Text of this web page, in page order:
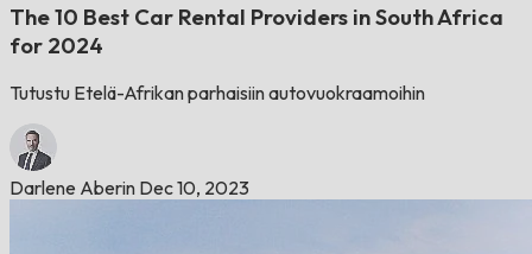
The 10 Best Car Rental Providers in South Africa
for 2024
Tutustu Etelä-Afrikan parhaisiin autovuokraamoihin
Darlene Aberin Dec 10, 2023